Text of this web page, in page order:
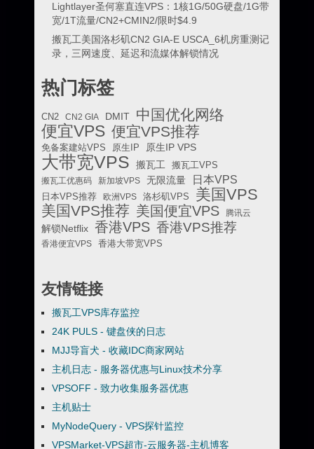
Lightlayer圣何塞直连VPS：1核1G/50G硬盘/1G带
宽/1T流量/CN2+CMIN2/限时$4.9
搬瓦工美国洛杉矶CN2 GIA-E USCA_6机房重测记
录，三网速度、延迟和流媒体解锁情况
热门标签
CN2 CN2 GIA DMIT 中国优化网络
便宜VPS 便宜VPS推荐
免备案建站VPS 原生IP 原生IP VPS
大带宽VPS 搬瓦工
搬瓦工VPS
搬瓦工优惠码
新加坡VPS 无限流量 日本VPS
日本VPS推荐 欧洲VPS 洛杉矶VPS 美国VPS
美国VPS推荐 美国便宜VPS 腾讯云
解锁Netflix 香港VPS 香港VPS推荐
香港便宜VPS 香港大带宽VPS
友情链接
搬瓦工VPS库存监控
24K PULS - 键盘侠的日志
MJJ导盲犬 - 收藏IDC商家网站
主机日志 - 服务器优惠与Linux技术分享
VPSOFF - 致力收集服务器优惠
主机贴士
MyNodeQuery - VPS探针监控
VPSMarket-VPS超市-云服务器-主机博客